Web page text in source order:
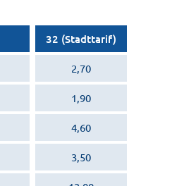
32 (Stadttarif)
2,70
1,90
4,60
3,50